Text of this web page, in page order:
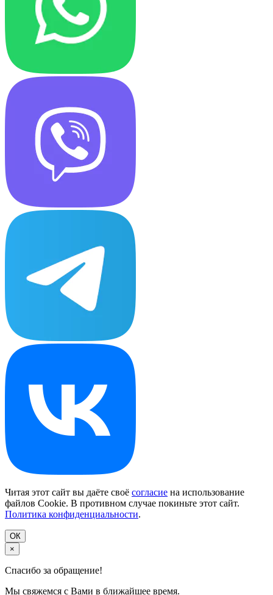
Читая этот сайт вы даёте своё согласие на использование
файлов Cookie. В противном случае покиньте этот сайт.
Политика конфиденциальности.
ОК
×
Спасибо за обращение!
Мы свяжемся с Вами в ближайшее время.